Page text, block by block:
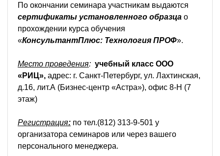
По окончании семинара участникам выдаются
сертификаты установленного образца о
прохождении курса обучения
«КонсультантПлюс: Технология ПРОФ».
Место проведения: учебный класс ООО
«РИЦ», адрес: г. Санкт-Петербург, ул. Лахтинская,
д.16, лит.А (Бизнес-центр «Астра»), офис 8-Н (7
этаж)
Регистрация: по тел.(812) 313-9-501 у
организатора семинаров или через вашего
персонального менеджера.